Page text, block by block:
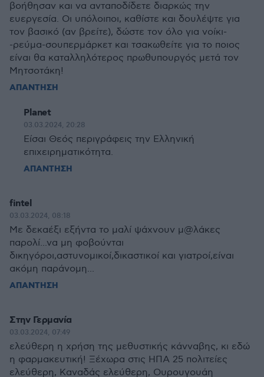
βοήθησαν και να ανταποδίδετε διαρκώς την
ευεργεσία. Οι υπόλοιποι, καθίστε και δουλέψτε για
τον βασικό (αν βρείτε), δώστε τον όλο για νοίκι-
-ρεύμα-σουπερμάρκετ και τσακωθείτε για το ποιος
είναι θα καταλληλότερος πρωθυπουργός μετά τον
Μητσοτάκη!
ΑΠΑΝΤΗΣΗ
Planet
03.03.2024, 20:28
Είσαι Θεός περιγράφεις την Ελληνική
επιχειρηματικότητα.
ΑΠΑΝΤΗΣΗ
fintel
03.03.2024, 08:18
Με δεκαέξι εξήντα το μαλί ψάχνουν μ@λάκες
παρολί...να μη φοβούνται
δικηγόροι,αστυνομικοί,δικαστικοί και γιατροί,είναι
ακόμη παράνομη...
ΑΠΑΝΤΗΣΗ
Στην Γερμανία
03.03.2024, 07:49
ελεύθερη η χρήση της μεθυστικής κάνναβης, κι εδώ
η φαρμακευτική! Ξέχωρα στις ΗΠΑ 25 πολιτείες
ελεύθερη, Καναδάς ελεύθερη, Ουρουγουάη